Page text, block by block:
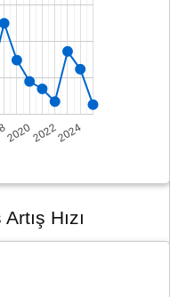
202020222024
Hızı